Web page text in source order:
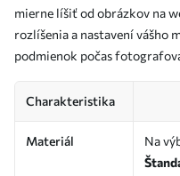
mierne líšiť od obrázkov na
rozlíšenia a nastavení vášho
podmienok počas
Charakteristika
Materiál
Na